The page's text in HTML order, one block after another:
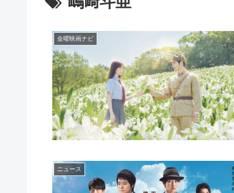
金曜映画ナビ
ニュース